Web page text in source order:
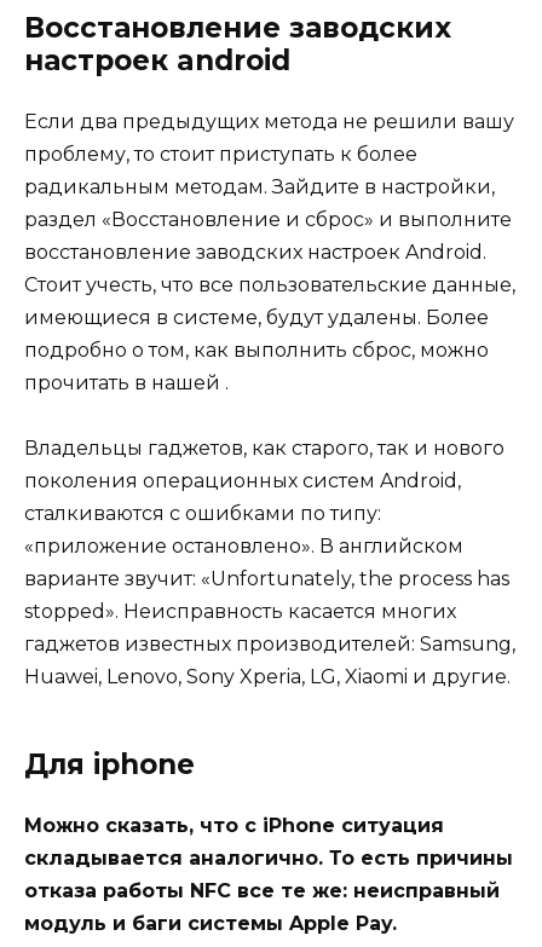
Восстановление заводских
настроек android
Если два предыдущих метода не решили вашу
проблему, то стоит приступать к более
радикальным методам. Зайдите в настройки,
раздел «Восстановление и сброс» и выполните
восстановление заводских настроек Android.
Стоит учесть, что все пользовательские данные,
имеющиеся в системе, будут удалены. Более
подробно о том, как выполнить сброс, можно
прочитать в нашей .
Владельцы гаджетов, как старого, так и нового
поколения операционных систем Android,
сталкиваются с ошибками по типу:
«приложение остановлено». В английском
варианте звучит: «Unfortunately, the process has
stopped». Неисправность касается многих
гаджетов известных производителей: Samsung,
Huawei, Lenovo, Sony Xperia, LG, Xiaomi и другие.
Для iphone
Можно сказать, что с iPhone ситуация
складывается аналогично. То есть причины
отказа работы NFC все те же: неисправный
модуль и баги системы Apple Pay.